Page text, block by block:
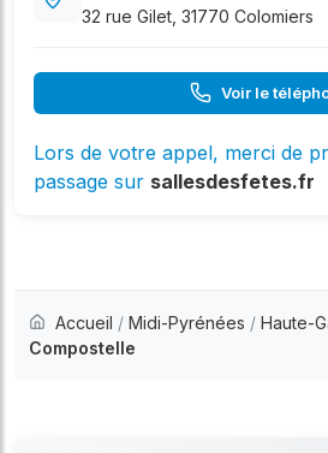
32 rue Gilet, 31770 Colomiers
Voir le
Lors de votre appel, merci de
passage sur sallesdesfetes.fr
Accueil / Midi-Pyrénées / Haute-
Compostelle